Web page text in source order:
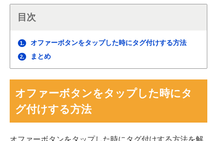
目次
1. オファーボタンをタップした時にタグ付けする方法
2. まとめ
オファーボタンをタップした時にタ
グ付けする方法
オファーボタンをタップした時にタグ付けする方法を解